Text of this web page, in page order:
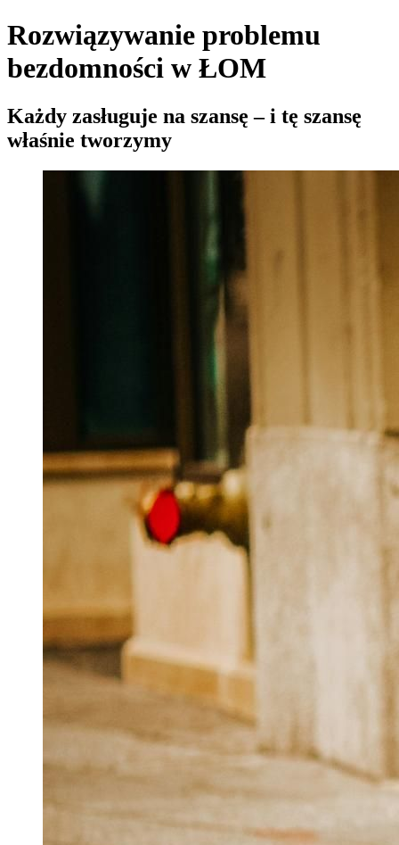
Rozwiązywanie problemu
bezdomności w ŁOM
Każdy zasługuje na szansę – i tę szansę
właśnie tworzymy